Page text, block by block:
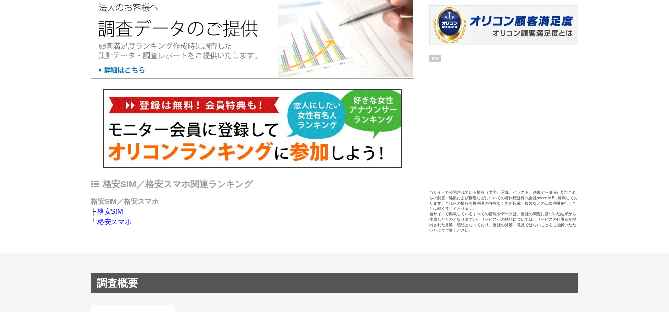
格安SIM／格安スマホ関連ランキング
格安SIM／格安スマホ
格安SIM
格安スマホ
PR
当サイトで公開されている情報（文字、写真、イラスト、画像データ等）及びこれ
らの配置・編集および構造などについての著作権は株式会社oricon MEに帰属してお
ります。これらの情報を権利者の許可なく無断転載・複製などの二次利用を行うこ
とは固く禁じております。
当サイトで掲載しているすべての情報やデータは、当社の調査に基づいた結果から
作成したものとなりますが、サービスへの感想については、サービスの利用者が提
出された見解・感想となっており、当社の見解・意見ではないことをご理解いただ
いた上でご覧ください。
調査概要